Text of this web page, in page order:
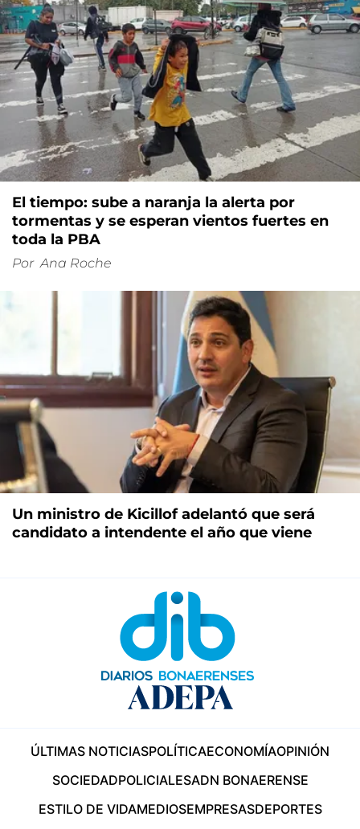
El tiempo: sube a naranja la alerta por
tormentas y se esperan vientos fuertes en
toda la PBA
Por Ana Roche
Un ministro de Kicillof adelantó que será
candidato a intendente el año que viene
ÚLTIMAS NOTICIASPOLÍTICAECONOMÍAOPINIÓN
SOCIEDADPOLICIALESADN BONAERENSE
ESTILO DE VIDAMEDIOSEMPRESASDEPORTES